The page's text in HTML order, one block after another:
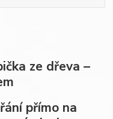
ze dřeva –
přímo na